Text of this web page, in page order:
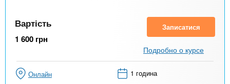
Вартість
1 600 грн
Записатися
Подробно о курсе
Онлайн 1 година